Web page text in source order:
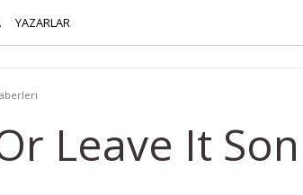
YAZARLAR
Leave It